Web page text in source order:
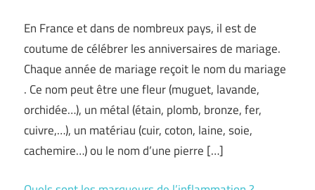
En France et dans de nombreux pays, il est de
coutume de célébrer les anniversaires de mariage.
Chaque année de mariage reçoit le nom du mariage
. Ce nom peut être une fleur (muguet, lavande,
orchidée…), un métal (étain, plomb, bronze, fer,
cuivre,…), un matériau (cuir, coton, laine, soie,
cachemire…) ou le nom d’une pierre […]